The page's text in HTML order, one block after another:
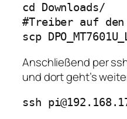
cd Downloads/
#Treiber auf
scp
Anschließend per
und dort geht’s
ssh